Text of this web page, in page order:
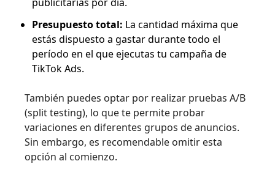
Presupuesto total: La cantidad máxima que
estás dispuesto a gastar durante todo el
período en el que ejecutas tu campaña de
TikTok Ads.
También puedes optar por realizar pruebas A/B
(split testing), lo que te permite probar
variaciones en diferentes grupos de anuncios.
Sin embargo, es recomendable omitir esta
opción al comienzo.